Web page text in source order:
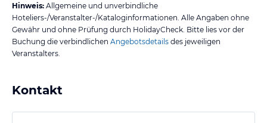
Hinweis: Allgemeine und unverbindliche
Hoteliers-/Veranstalter-/Kataloginformationen. Alle Angaben ohne
Gewähr und ohne Prüfung durch HolidayCheck. Bitte lies vor der
Buchung die verbindlichen Angebotsdetails des jeweiligen
Veranstalters.
Kontakt